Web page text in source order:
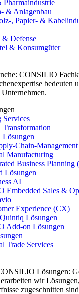
Pharmaindustrie
& Anlagenbau
, Papier- &
& Defense
& Konsumgüter
CONSILIO
bedeuten
Services
Chain-Management
Manufacturing
Business Planning
Lösungen
AI
Embedded Sales &
Experience (CX)
Lösungen
Add-on Lösungen
Trade Services
Lösungen:
wir
zugeschnitten